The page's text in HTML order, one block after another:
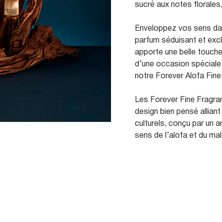
sucré aux notes
Enveloppez vos sens
parfum séduisant et
apporte une belle
d’une occasion
notre Forever Alofa
Les Forever Fine
design bien pensé
culturels, conçu par un
sens de l’alofa et du